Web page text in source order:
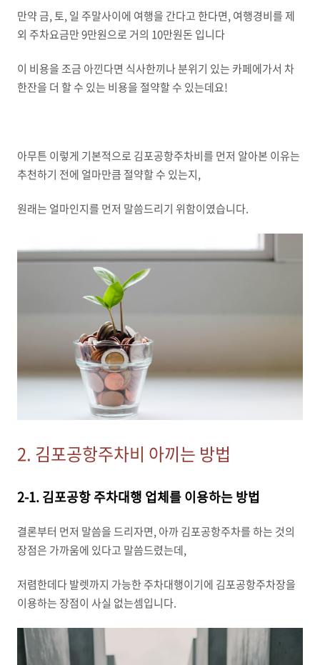
만약 금, 토, 일 주말사이에 여행을 간다고 한다면, 여행경비를 제
외 주차요금만 9만원으로 거의 10만원돈 입니다
이 비용을 조금 아낀다면 식사한끼나 분위기 있는 카페에가서 차
한잔을 더 할 수 있는 비용을 절약할 수 있는데요!
아무튼 이렇게 기본적으로 김포공항주차비를 먼저 알아본 이유는
추천하기 전에 얼마만큼 절약할 수 있는지,
원래는 얼마인지를 먼저 말씀드리기 위함이였습니다.
2. 김포공항주차비 아끼는 방법
2-1. 김포공항 주차대행 업체를 이용하는 방법
결론부터 먼저 말씀을 드리자면, 아까 김포공항주차를 하는 것의
장점은 가까움에 있다고 말씀드렸는데,
저렴한데다 발렛까지 가능한 주차대행이기에 김포공항주차장을
이용하는 장점이 사실 없는셈입니다.